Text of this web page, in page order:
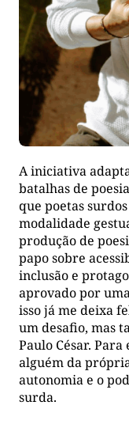
A iniciativa
batalhas de
que poetas
modalidade
produção de
papo sobre
inclusão e
aprovado por
isso já me deixa
um desafio, mas
Paulo César.
alguém da
autonomia e o
surda.